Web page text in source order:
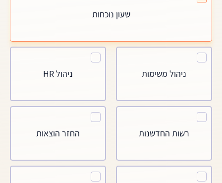
שעון נוכחות
ניהול משימות ניהול HR
רשות החדשנות החזר הוצאות